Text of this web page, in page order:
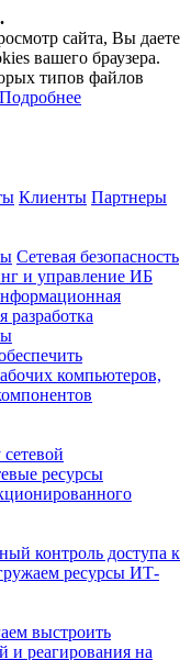
сайта, Вы даете
вашего браузера.
типов файлов
Подробнее
Клиенты Партнеры
Сетевая безопасность
и управление ИБ
разработка
компьютеров,
ресурсы
контроль доступа к
ресурсы ИТ-
выстроить
и реагирования на